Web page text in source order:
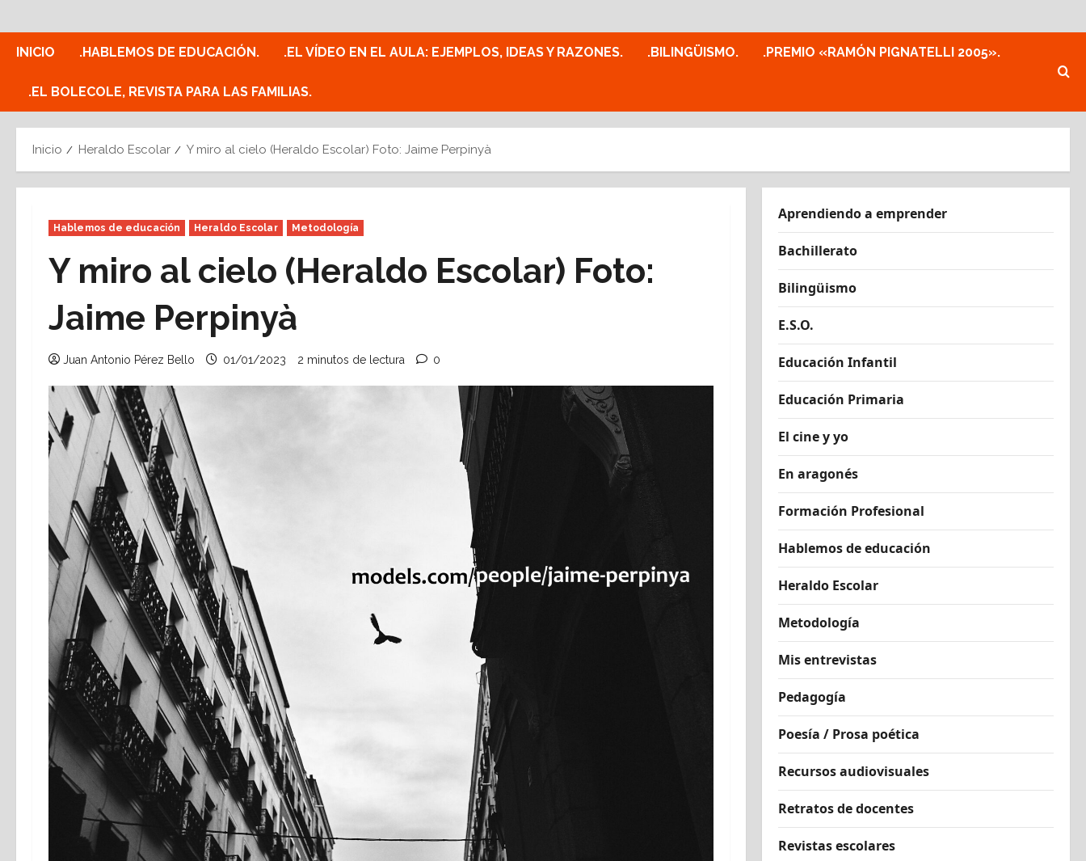
al
contenido
INICIO .HABLEMOS DE EDUCACIÓN. .EL VÍDEO EN EL AULA: EJEMPLOS, IDEAS Y RAZONES. .BILINGÜISMO. .PREMIO «RAMÓN PIGNATELLI 2005».
.EL BOLECOLE, REVISTA PARA LAS FAMILIAS.
Inicio Heraldo Escolar Y miro al cielo (Heraldo Escolar) Foto: Jaime Perpinyà
Hablemos de educación Heraldo Escolar Metodología
Y miro al cielo (Heraldo Escolar) Foto:
Jaime Perpinyà
Juan Antonio Pérez Bello 01/01/2023 2 minutos de lectura 0
Aprendiendo a emprender
Bachillerato
Bilingüismo
E.S.O.
Educación Infantil
Educación Primaria
El cine y yo
En aragonés
Formación Profesional
Hablemos de educación
Heraldo Escolar
Metodología
Mis entrevistas
Pedagogía
Poesía / Prosa poética
Recursos audiovisuales
Retratos de docentes
Revistas escolares